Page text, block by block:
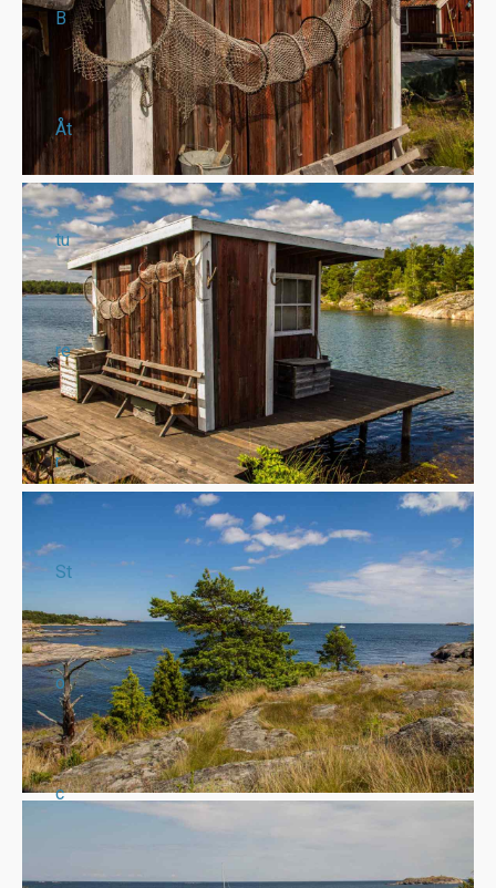
B
Åt
tu
re
r
St
o
c